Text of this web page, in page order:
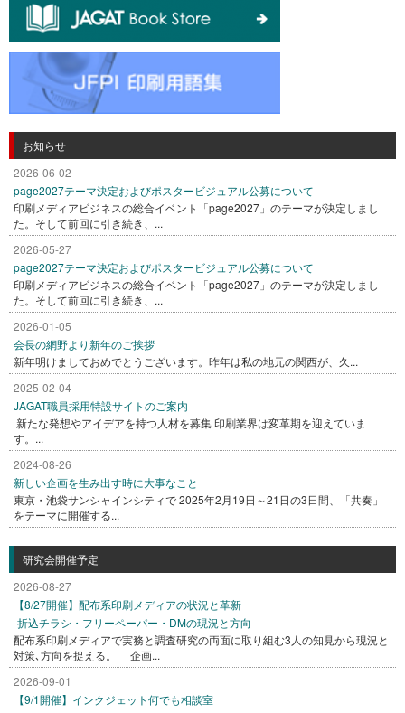
お知らせ
2026-06-02
page2027テーマ決定およびポスタービジュアル公募について
印刷メディアビジネスの総合イベント「page2027」のテーマが決定しまし
た。そして前回に引き続き、...
2026-05-27
page2027テーマ決定およびポスタービジュアル公募について
印刷メディアビジネスの総合イベント「page2027」のテーマが決定しまし
た。そして前回に引き続き、...
2026-01-05
会長の網野より新年のご挨拶
新年明けましておめでとうございます。昨年は私の地元の関西が、久...
2025-02-04
JAGAT職員採用特設サイトのご案内
新たな発想やアイデアを持つ人材を募集 印刷業界は変革期を迎えていま
す。...
2024-08-26
新しい企画を生み出す時に大事なこと
東京・池袋サンシャインシティで 2025年2月19日～21日の3日間、「共奏」
をテーマに開催する...
研究会開催予定
2026-08-27
【8/27開催】配布系印刷メディアの状況と革新
-折込チラシ・フリーペーパー・DMの現況と方向-
配布系印刷メディアで実務と調査研究の両面に取り組む3人の知見から現況と
対策､方向を捉える。 企画...
2026-09-01
【9/1開催】インクジェット何でも相談室